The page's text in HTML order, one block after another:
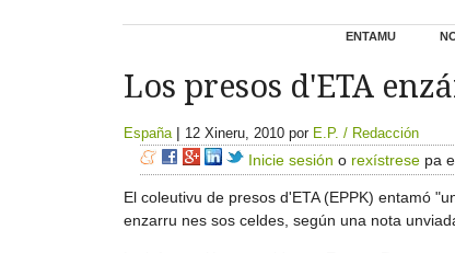
ENTAMU
Los presos d'ETA
España | 12 Xineru, 2010 por E.P. / Redacción
Inicie sesión o rexístrese pa
El coleutivu de presos d'ETA (EPPK) entamó
enzarru nes sos celdes, según una nota